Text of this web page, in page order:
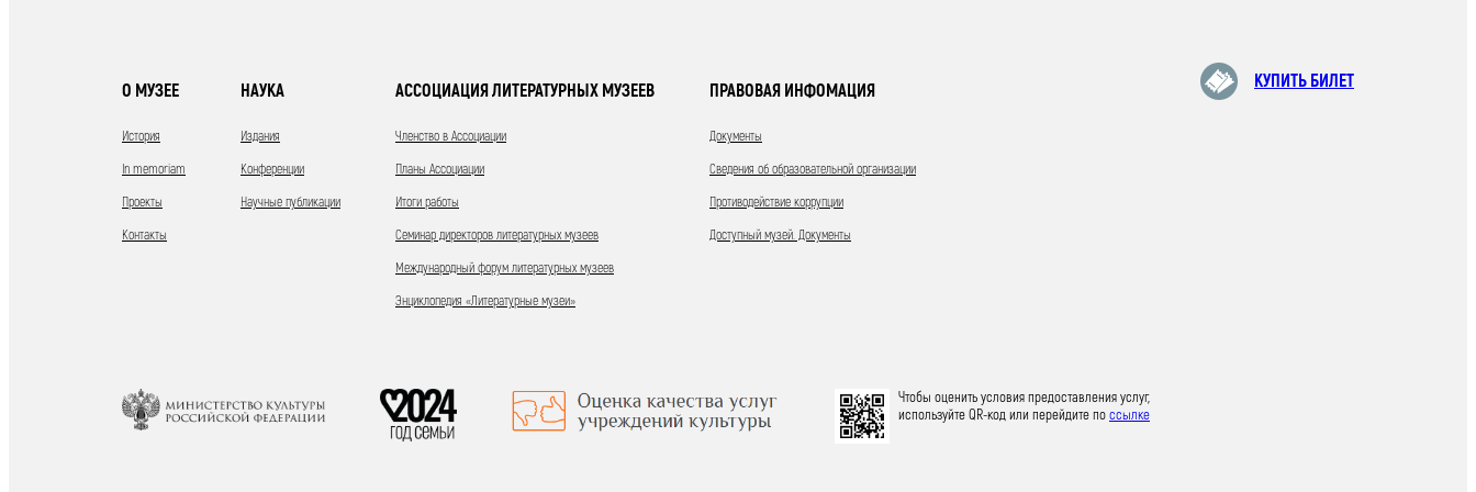
О МУЗЕЕ
История
In memoriam
Проекты
Контакты
НАУКА
Издания
Конференции
Научные публикации
АССОЦИАЦИЯ ЛИТЕРАТУРНЫХ МУЗЕЕВ
Членство в Ассоциации
Планы Ассоциации
Итоги работы
Семинар директоров литературных музеев
Международный форум литературных музеев
Энциклопедия «Литературные музеи»
ПРАВОВАЯ ИНФОМАЦИЯ
Документы
Сведения об образовательной организации
Противодействие коррупции
Доступный музей. Документы
КУПИТЬ БИЛЕТ
Чтобы оценить условия предоставления услуг,
используйте QR-код или перейдите поссылке